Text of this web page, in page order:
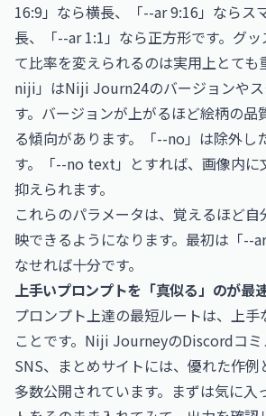
16:9」なら横長、「--ar 9:16」ならス
長、「--ar 1:1」なら正方形です。グ
て比率を変えられるのは実用上とても
niji」はNiji Journ24のバージョンやス
す。バージョンが上がるほど絵柄の品
る傾向があります。「--no」は除外し
す。「--no text」とすれば、画像内に
抑えられます。
これらのパラメータは、覚えるほど
映できるようになります。最初は「--
なせれば十分です。
上手いプロンプトを「真似る」のが最
プロンプト上達の最短ルートは、上手
ことです。Niji JourneyのDiscordコミ
SNS、まとめサイトには、優れた作
多数公開されています。まずは気に入